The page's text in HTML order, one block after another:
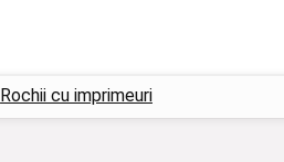
Rochii cu imprimeuri